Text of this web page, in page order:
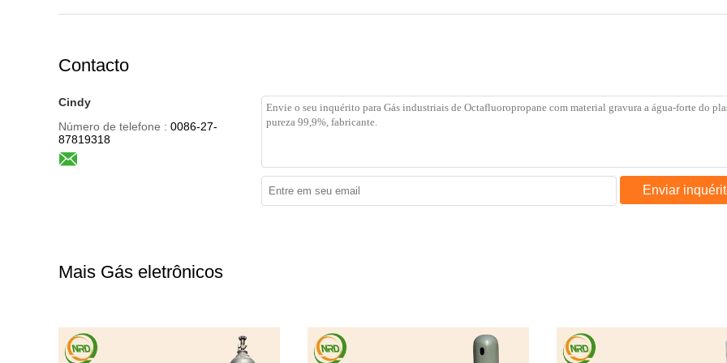
Contacto
Cindy
Número de telefone : 0086-27-
87819318
Enviar
Mais Gás eletrônicos